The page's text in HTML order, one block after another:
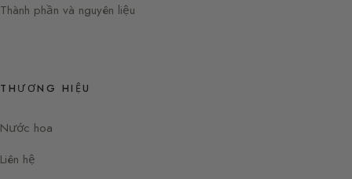
Thành phần và nguyên liệu
THƯƠNG HIỆU
Nước hoa
Liên hệ